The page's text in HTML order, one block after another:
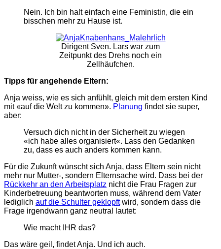
Nein. Ich bin halt einfach eine Feministin, die ein
bisschen mehr zu Hause ist.
Dirigent Sven. Lars war zum
Zeitpunkt des Drehs noch ein
Zellhäufchen.
Tipps für angehende Eltern:
Anja weiss, wie es sich anfühlt, gleich mit dem ersten Kind
mit «auf die Welt zu kommen». Planung findet sie super,
aber:
Versuch dich nicht in der Sicherheit zu wiegen
«ich habe alles organisiert«. Lass den Gedanken
zu, dass es auch anders kommen kann.
Für die Zukunft wünscht sich Anja, dass Eltern sein nicht
mehr nur Mutter-, sondern Elternsache wird. Dass bei der
Rückkehr an den Arbeitsplatz nicht die Frau Fragen zur
Kinderbetreuung beantworten muss, während dem Vater
lediglich auf die Schulter geklopftwird, sondern dass die
Frage irgendwann ganz neutral lautet:
Wie macht IHR das?
Das wäre geil, findet Anja. Und ich auch.